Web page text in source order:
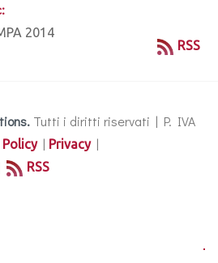
2014
RSS
Tutti i diritti riservati | P. IVA
Policy| Privacy|
RSS